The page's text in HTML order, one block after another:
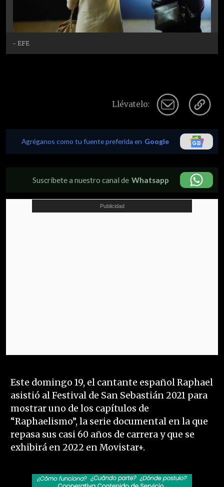
- EFE
Llévatelo:
Agréganos como tu fuente preferida en Google
Suscríbete a nuestro canal de Whatsapp
Este domingo 19, el cantante español Raphael
asistió al Festival de San Sebastián 2021 para
mostrar uno de los capítulos de
“Raphaelismo”, la serie documental en la que
repasa sus casi 60 años de carrera y que se
exhibirá en 2022 en Movistar+.